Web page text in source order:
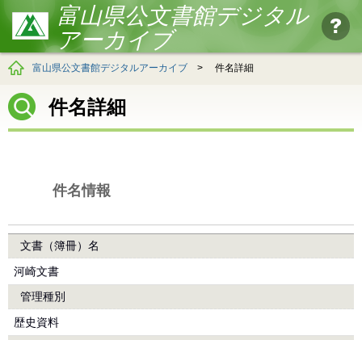
富山県公文書館デジタル
アーカイブ
富山県公文書館デジタルアーカイブ > 件名詳細
件名詳細
件名情報
文書（簿冊）名
河崎文書
管理種別
歴史資料